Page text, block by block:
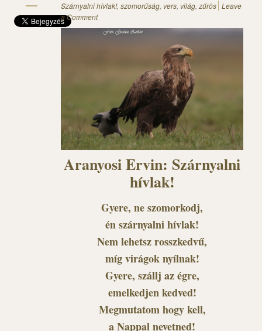
Szárnyalni hívlak!, szomorűság, vers, világ, zűrös Leave
a Comment
Aranyosi Ervin: Szárnyalni
hívlak!
Gyere, ne szomorkodj,
én szárnyalni hívlak!
Nem lehetsz rosszkedvű,
míg virágok nyílnak!
Gyere, szállj az égre,
emelkedjen kedved!
Megmutatom hogy kell,
a Nappal nevetned!